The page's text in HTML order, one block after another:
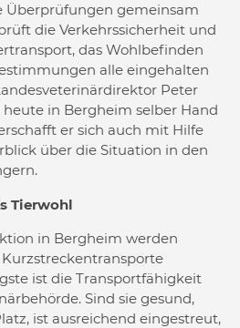
Überprüfungen gemeinsam
die Verkehrssicherheit und
das Wohlbefinden
alle eingehalten
Peter
heute in Bergheim selber Hand
er sich auch mit Hilfe
über die Situation in den
Tierwohl
in Bergheim werden
ist die Transportfähigkeit
Sind sie gesund,
ist ausreichend eingestreut,